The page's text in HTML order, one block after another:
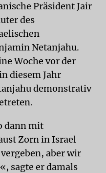
Präsident Jair
des
Netanjahu.
Woche vor der
diesem Jahr
demonstrativ
dann mit
Zorn in Israel
aber wir
sagte er damals